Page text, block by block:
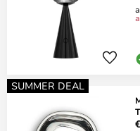
SUMMER DEAL